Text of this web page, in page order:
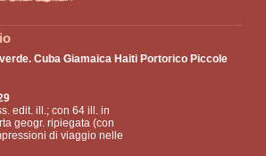
Cuba Giamaica Haiti Portorico Piccole
edit. ill.; con 64 ill. in
geogr. ripiegata (con
di viaggio nelle